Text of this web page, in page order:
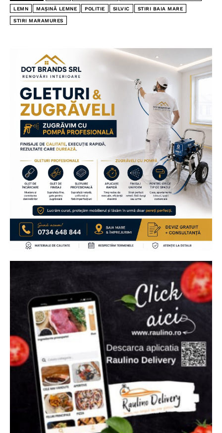
LEMN MAȘINĂ LEMNE POLITIE SILVIC STIRI BAIA MARE
STIRI MARAMURES